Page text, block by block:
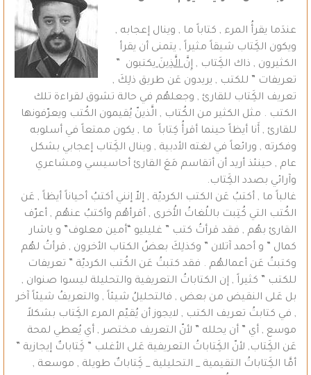
عندَما يقرأُ المرء , كتاباً ما , وينال إعجابه ,
ويكون الكَِتاب شيقاً مثيراً , يتمنى أن يقرأ
الكثيرون , ذاك الكَِتاب , إِنَّ الَّذِينَ يكتبون ”
تعريفات ” للكتب , يريدون عَن طريق ذلِكَ ,
تعريف الكَِتاب للقارئ , وجعلهُم في حالة تشوق لقراءة تلك
الكتب . مثل الكثير من الكُتاب , الَّذينّ يُقيمون الكُتب ويعرّفونها
للقارئ , أَنا أيظاً حينما أقرأُ كِتاباً ما , يكون ممتعاً في أسلوبه
وفكرته , ورائعاً في لغته الأدبية , وينال الكَِتاب إعجابي بشكل
عام , حينئذ أريد أن أتقاسم مَعَ القارئ أحاسيسي ومشاعري
وآرائي بصدد الكَِتاب.
غالباً ما , أكتبُ عَن الكتب الكرديّة , إلاّ إنني أكتبُ أحياناً أيظاً , عَن
الكُتب التي كُتِبت باللُغاتُ الأُخرى , أقرأهُم وأكتبُ عنهُم , أعرّف
القارئ بهُم , فقد قرأتُ كتب ” غليليو “أمين معلوف” و ياشار
كمال ” و أحمد آتلان ” وكذلِكَ بعضُ الكتاب الأخرون , قرأتُ لهُم
وكتبتُ عَن أعمالهُم . فقد كتبتُ عَن الكُتب الكرديّة ” تعريفات
للكتب ” كثيراً , إن الكتاباتُ التعريفية والتحليلة ليسوا صنوان ,
بل عَلى النقيض من بعض , فالتحليلُ شيئاً , والتعريفُ شيئاً آخر
, في كتابتُ تعريف الكتب , لايجوز أن يُقيّم المرء الكَِتاب بشكلاً
موسع , أي ” أن يحلله ” لأنّ التعريف مختصر , أي يُعطي لمحة
عَن الكَِتاب, لأنّ الكَِتاباتُ التعريفية عَلى الأغلب ” كَِتاباتٌ إيجازية ”
أمَّا الكَِتاباتُ التقيمية _ التحليلية _ كَِتاباتٌ طويلة , موسعة ,